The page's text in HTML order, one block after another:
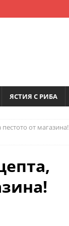
ЯСТИЯ С РИБА
от магазина!